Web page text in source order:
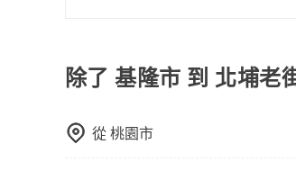
能原本約定的地點不適合暫停而
快改派以減少乘客等待的時間。
除了 基隆市 到 北埔老
從桃園市